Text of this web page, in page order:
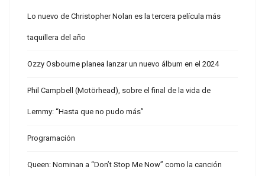
Lo nuevo de Christopher Nolan es la tercera película más
taquillera del año
Ozzy Osbourne planea lanzar un nuevo álbum en el 2024
Phil Campbell (Motörhead), sobre el final de la vida de
Lemmy: “Hasta que no pudo más”
Programación
Queen: Nominan a “Don’t Stop Me Now” como la canción